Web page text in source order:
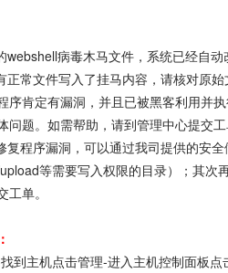
webshell病毒木马文件，系统已经自
正常文件写入了挂马内容，请核对原
序肯定有漏洞，并且已被黑客利用并
问题。如需帮助，请到管理中心提交
复程序漏洞，可以通过我司提供的安
等需要写入权限的目录）；其次
工单。
到主机点击管理-进入主机控制面板点